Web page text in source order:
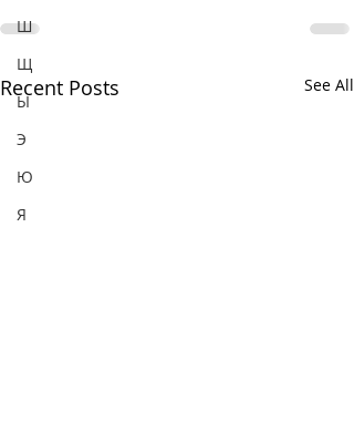
Ш
Щ
Ы
Э
Ю
Я
Recent Posts See All